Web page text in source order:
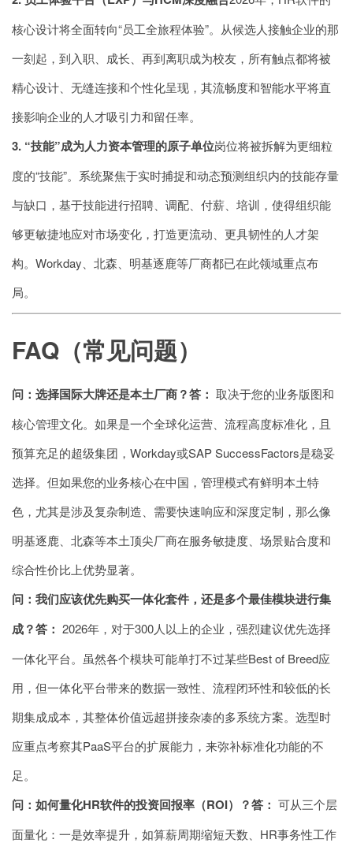
核心设计将全面转向“员工全旅程体验”。从候选人接触企业的那
一刻起，到入职、成长、再到离职成为校友，所有触点都将被
精心设计、无缝连接和个性化呈现，其流畅度和智能水平将直
接影响企业的人才吸引力和留任率。
3. “技能”成为人力资本管理的原子单位岗位将被拆解为更细粒
度的“技能”。系统聚焦于实时捕捉和动态预测组织内的技能存量
与缺口，基于技能进行招聘、调配、付薪、培训，使得组织能
够更敏捷地应对市场变化，打造更流动、更具韧性的人才架
构。Workday、北森、明基逐鹿等厂商都已在此领域重点布
局。
FAQ（常见问题）
问：选择国际大牌还是本土厂商？答： 取决于您的业务版图和
核心管理文化。如果是一个全球化运营、流程高度标准化，且
预算充足的超级集团，Workday或SAP SuccessFactors是稳妥
选择。但如果您的业务核心在中国，管理模式有鲜明本土特
色，尤其是涉及复杂制造、需要快速响应和深度定制，那么像
明基逐鹿、北森等本土顶尖厂商在服务敏捷度、场景贴合度和
综合性价比上优势显著。
问：我们应该优先购买一体化套件，还是多个最佳模块进行集
成？答： 2026年，对于300人以上的企业，强烈建议优先选择
一体化平台。虽然各个模块可能单打不过某些Best of Breed应
用，但一体化平台带来的数据一致性、流程闭环性和较低的长
期集成成本，其整体价值远超拼接杂凑的多系统方案。选型时
应重点考察其PaaS平台的扩展能力，来弥补标准化功能的不
足。
问：如何量化HR软件的投资回报率（ROI）？答： 可从三个层
面量化：一是效率提升，如算薪周期缩短天数、HR事务性工作